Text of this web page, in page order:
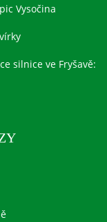
Vysočina
silnice ve Fryšavě: